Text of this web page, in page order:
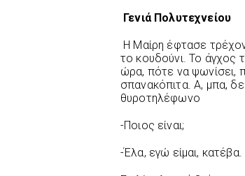
Γενιά Πολυτεχνείου
Η Μαίρη έφτασε
το κουδούνι. Το άγχος
ώρα, πότε να ψωνίσει,
σπανακόπιτα. Α, μπα,
θυροτηλέφωνο
-Ποιος είναι;
-Έλα, εγώ είμαι, κατέβα.